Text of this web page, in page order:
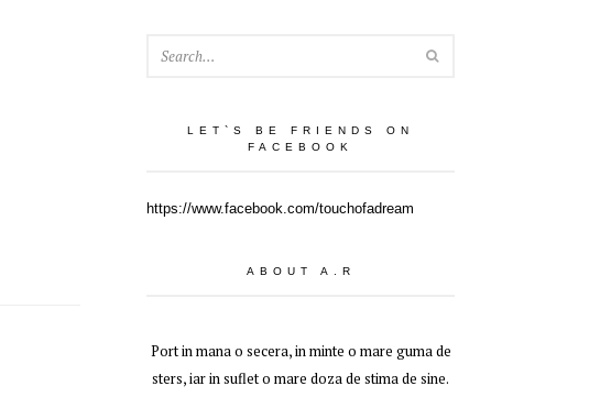
LET`S BE FRIENDS ON
FACEBOOK
https://www.facebook.com/touchofadream
ABOUT A.R
Port in mana o secera, in minte o mare guma de
sters, iar in suflet o mare doza de stima de sine.